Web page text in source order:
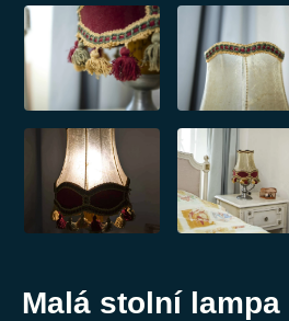
Malá stolní